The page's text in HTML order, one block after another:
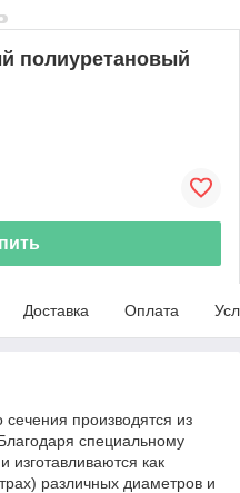
полиуретановый
Доставка Оплата
производятся из
специальному
изготавливаются как
различных диаметров и